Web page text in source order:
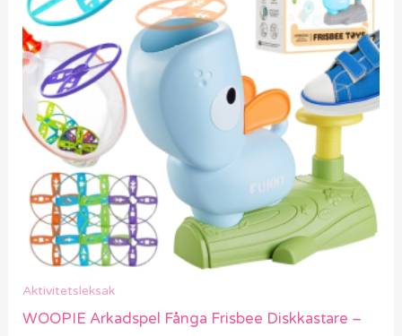
Aktivitetsleksak
WOOPIE Arkadspel Fånga Frisbee Diskkastare –